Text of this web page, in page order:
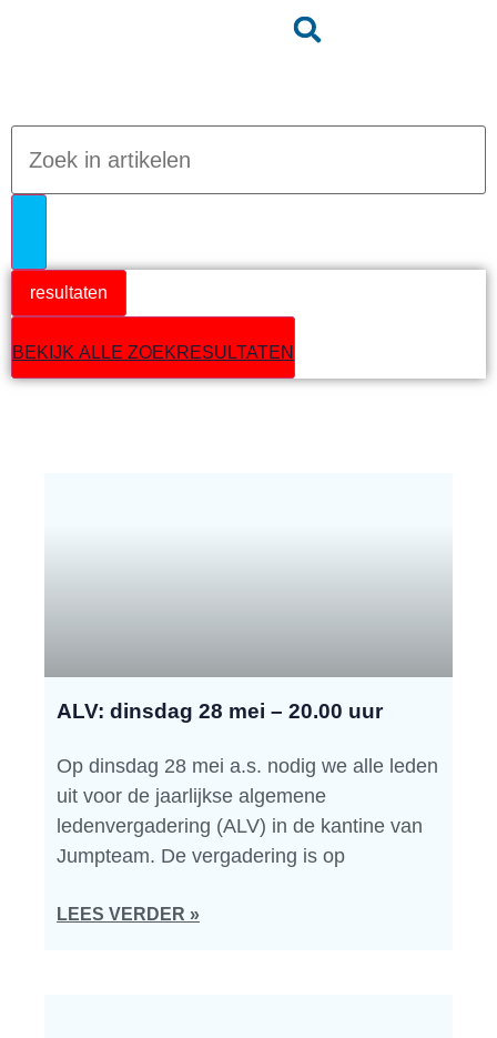
resultaten
BEKIJK ALLE ZOEKRESULTATEN
ALV: dinsdag 28 mei – 20.00 uur
Op dinsdag 28 mei a.s. nodig we alle leden
uit voor de jaarlijkse algemene
ledenvergadering (ALV) in de kantine van
Jumpteam. De vergadering is op
LEES VERDER »